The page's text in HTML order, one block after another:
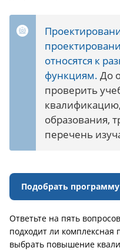
относятся к
функциям. До
проверить
образования,
перечень
Подобрать
Ответьте на пять
подходит ли комплексная
выбрать повышение